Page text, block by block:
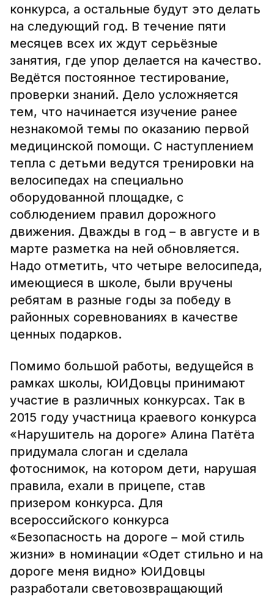
конкурса, а остальные будут это делать
на следующий год. В течение пяти
месяцев всех их ждут серьёзные
занятия, где упор делается на качество.
Ведётся постоянное тестирование,
проверки знаний. Дело усложняется
тем, что начинается изучение ранее
незнакомой темы по оказанию первой
медицинской помощи. С наступлением
тепла с детьми ведутся тренировки на
велосипедах на специально
оборудованной площадке, с
соблюдением правил дорожного
движения. Дважды в год – в августе и в
марте разметка на ней обновляется.
Надо отметить, что четыре велосипеда,
имеющиеся в школе, были вручены
ребятам в разные годы за победу в
районных соревнованиях в качестве
ценных подарков.
Помимо большой работы, ведущейся в
рамках школы, ЮИДовцы принимают
участие в различных конкурсах. Так в
2015 году участница краевого конкурса
«Нарушитель на дороге» Алина Патёта
придумала слоган и сделала
фотоснимок, на котором дети, нарушая
правила, ехали в прицепе, став
призером конкурса. Для
всероссийского конкурса
«Безопасность на дороге – мой стиль
жизни» в номинации «Одет стильно и на
дороге меня видно» ЮИДовцы
разработали световозвращающий